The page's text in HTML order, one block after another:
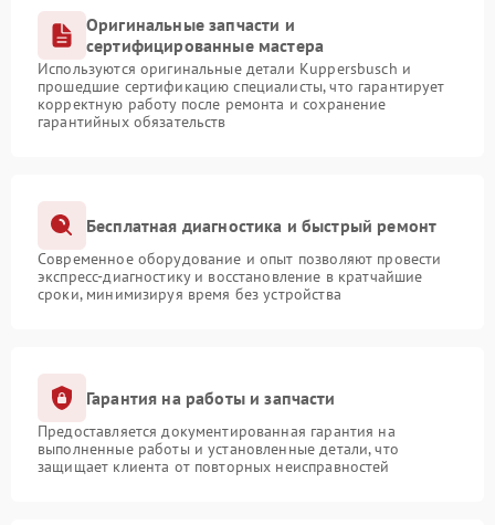
Оригинальные запчасти и
сертифицированные мастера
Используются оригинальные детали Kuppersbusch и
прошедшие сертификацию специалисты, что гарантирует
корректную работу после ремонта и сохранение
гарантийных обязательств
Бесплатная диагностика и быстрый ремонт
Современное оборудование и опыт позволяют провести
экспресс-диагностику и восстановление в кратчайшие
сроки, минимизируя время без устройства
Гарантия на работы и запчасти
Предоставляется документированная гарантия на
выполненные работы и установленные детали, что
защищает клиента от повторных неисправностей